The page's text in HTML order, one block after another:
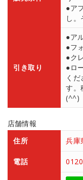
●ア
し
引き取り
●ア
●フ
●ク
●ロ
く
す。
(^^)
店舗情報
住所
兵庫
電話